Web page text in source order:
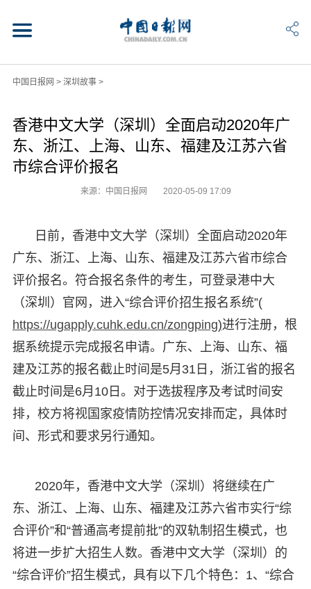
中国日报网 > 深圳故事>
香港中文大学（深圳）全面启动2020年广
东、浙江、上海、山东、福建及江苏六省
市综合评价报名
来源：中国日报网 2020-05-09 17:09
日前，香港中文大学（深圳）全面启动2020年
广东、浙江、上海、山东、福建及江苏六省市综合
评价报名。符合报名条件的考生，可登录港中大
（深圳）官网，进入“综合评价招生报名系统”(
https://ugapply.cuhk.edu.cn/zongping)进行注册，根
据系统提示完成报名申请。广东、上海、山东、福
建及江苏的报名截止时间是5月31日，浙江省的报名
截止时间是6月10日。对于选拔程序及考试时间安
排，校方将视国家疫情防控情况安排而定，具体时
间、形式和要求另行通知。
2020年，香港中文大学（深圳）将继续在广
东、浙江、上海、山东、福建及江苏六省市实行“综
合评价”和“普通高考提前批”的双轨制招生模式，也
将进一步扩大招生人数。香港中文大学（深圳）的
“综合评价”招生模式，具有以下几个特色：1、“综合